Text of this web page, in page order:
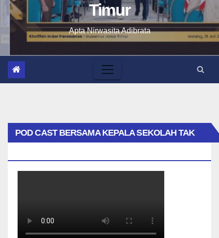
Timur
Apta Nirwasita Adibrata
POD CAST BERSAMA KEPALA SEKOLAH TAK